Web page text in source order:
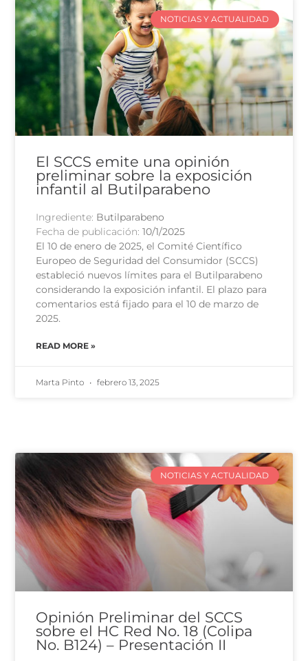
NOTICIAS Y ACTUALIDAD
El SCCS emite una opinión
preliminar sobre la exposición
infantil al Butilparabeno
Ingrediente: Butilparabeno
Fecha de publicación:10/1/2025
El 10 de enero de 2025, el Comité Científico
Europeo de Seguridad del Consumidor (SCCS)
estableció nuevos límites para el Butilparabeno
considerando la exposición infantil. El plazo para
comentarios está fijado para el 10 de marzo de
2025.
READ MORE »
Marta Pinto febrero 13, 2025
NOTICIAS Y ACTUALIDAD
Opinión Preliminar del SCCS
sobre el HC Red No. 18 (Colipa
No. B124) – Presentación II